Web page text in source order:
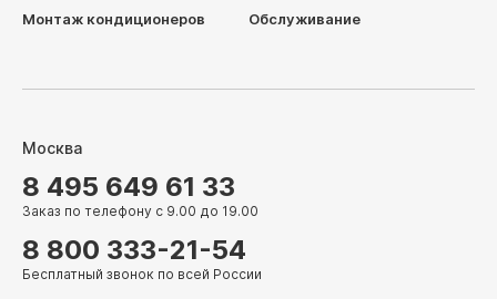
Монтаж кондиционеров
Обслуживание
Москва
8 495 649 61 33
Заказ по телефону с 9.00 до 19.00
8 800 333-21-54
Бесплатный звонок по всей России